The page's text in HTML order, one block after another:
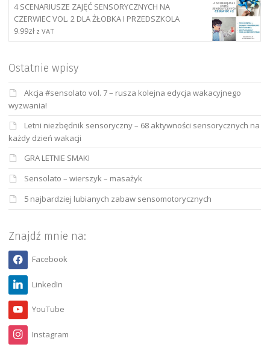
4 SCENARIUSZE ZAJĘĆ SENSORYCZNYCH NA
CZERWIEC VOL. 2 DLA ŻŁOBKA I PRZEDSZKOLA
9.99zł z VAT
Ostatnie wpisy
Akcja #sensolato vol. 7 – rusza kolejna edycja wakacyjnego
wyzwania!
Letni niezbędnik sensoryczny – 68 aktywności sensorycznych na
każdy dzień wakacji
GRA LETNIE SMAKI
Sensolato – wierszyk – masażyk
5 najbardziej lubianych zabaw sensomotorycznych
Znajdź mnie na:
Facebook
LinkedIn
YouTube
Instagram